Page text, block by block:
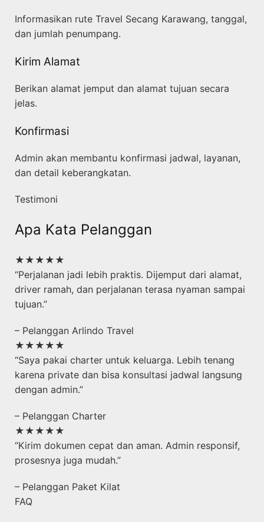
Informasikan rute Travel Secang Karawang, tanggal,
dan jumlah penumpang.
Kirim Alamat
Berikan alamat jemput dan alamat tujuan secara
jelas.
Konfirmasi
Admin akan membantu konfirmasi jadwal, layanan,
dan detail keberangkatan.
Testimoni
Apa Kata Pelanggan
★★★★★
“Perjalanan jadi lebih praktis. Dijemput dari alamat,
driver ramah, dan perjalanan terasa nyaman sampai
tujuan.”
– Pelanggan Arlindo Travel
★★★★★
“Saya pakai charter untuk keluarga. Lebih tenang
karena private dan bisa konsultasi jadwal langsung
dengan admin.”
– Pelanggan Charter
★★★★★
“Kirim dokumen cepat dan aman. Admin responsif,
prosesnya juga mudah.”
– Pelanggan Paket Kilat
FAQ